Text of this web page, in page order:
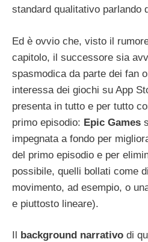
standard qualitativo parlando
Ed è ovvio che, visto il
capitolo, il successore sia
spasmodica da parte dei fan
interessa dei giochi su App
presenta in tutto e per tutto
primo episodio: Epic Games
impegnata a fondo per
del primo episodio e per
possibile, quelli bollati come
movimento, ad esempio, o
e piuttosto lineare).
Il background narrativo di